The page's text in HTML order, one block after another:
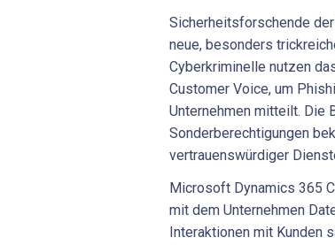
Sicherheitsforschende
neue, besonders
Cyberkriminelle nutzen
Customer Voice, um
Unternehmen mitteilt. Die
Sonderberechtigungen
vertrauenswürdiger
Microsoft Dynamics 365
mit dem Unternehmen
Interaktionen mit Kunden